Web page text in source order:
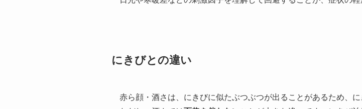
にきびとの違い
赤ら顔・酒さは、にきびに似たぶつぶつが出ることがあるため、